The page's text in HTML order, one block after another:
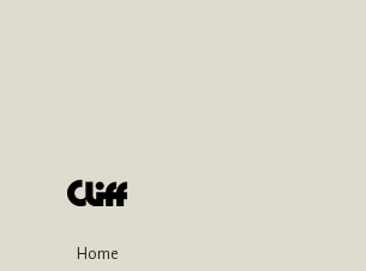
Home